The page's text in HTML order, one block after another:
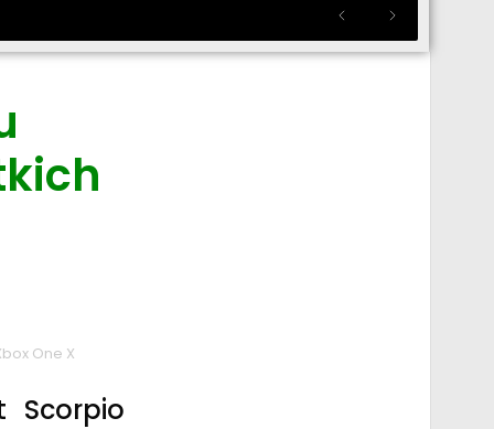
One X
Scorpio